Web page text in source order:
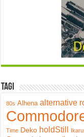
Tagi
80s Alhena alternative
Time Deko holdStill